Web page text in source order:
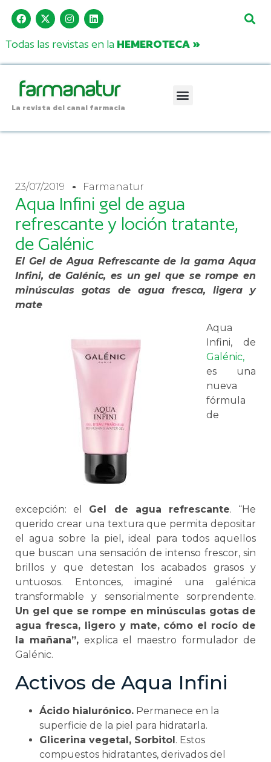
Todas las revistas en la HEMEROTECA »
La revista del canal farmacia
23/07/2019 Farmanatur
Aqua Infini gel de agua
refrescante y loción tratante,
de Galénic
El Gel de Agua Refrescante de la gama Aqua
Infini, de Galénic, es un gel que se rompe en
minúsculas gotas de agua fresca, ligera y
mate
Aqua
Infini, de
Galénic,
es una
nueva
fórmula
de
excepción: el Gel de agua refrescante. “He
querido crear una textura que permita depositar
el agua sobre la piel, ideal para todos aquellos
que buscan una sensación de intenso frescor, sin
brillos y que detestan los acabados grasos y
untuosos. Entonces, imaginé una galénica
transformable y sensorialmente sorprendente.
Un gel que se rompe en minúsculas gotas de
agua fresca, ligero y mate, cómo el rocío de
la mañana”, explica el maestro formulador de
Galénic.
Activos de Aqua Infini
Ácido hialurónico. Permanece en la
superficie de la piel para hidratarla.
Glicerina vegetal, Sorbitol. Estos
compuestos hidratantes, derivados del